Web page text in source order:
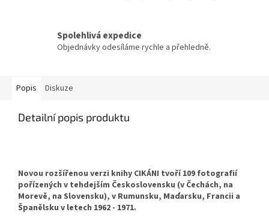
Spolehlivá expedice
Objednávky odesíláme rychle a přehledně.
Popis Diskuze
Detailní popis produktu
Novou rozšířenou verzi knihy CIKÁNI tvoří 109 fotografií
pořízených v tehdejším Československu (v Čechách, na
Morevě, na Slovensku), v Rumunsku, Maďarsku, Francii a
Španělsku v letech 1962 - 1971.